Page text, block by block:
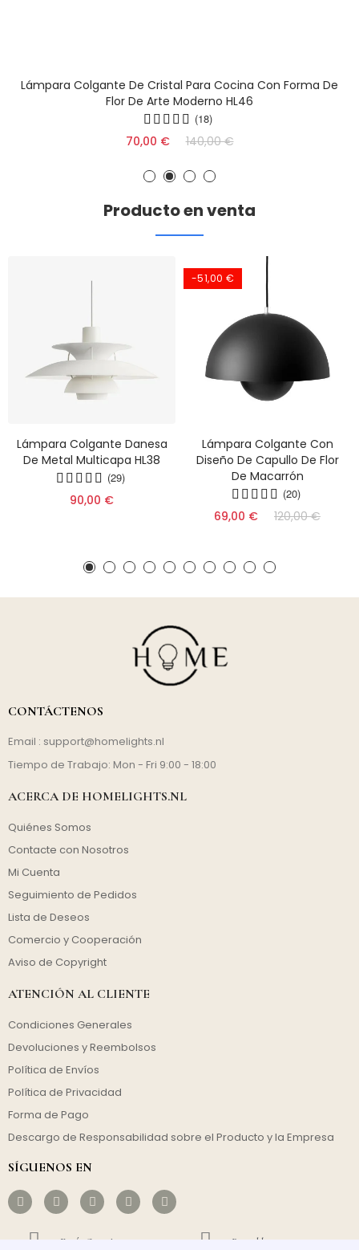
Lámpara Colgante De Cristal Para Cocina Con Forma De
Flor De Arte Moderno HL46
(18)
70,00 € 140,00 €
Producto en venta
Lámpara Colgante Danesa
De Metal Multicapa HL38
(29)
90,00 €
-51,00 €
Lámpara Colgante Con
Diseño De Capullo De Flor
De Macarrón
(20)
69,00 € 120,00 €
CONTÁCTENOS
Email : support@homelights.nl
Tiempo de Trabajo: Mon - Fri 9:00 - 18:00
ACERCA DE HOMELIGHTS.NL
Quiénes Somos
Contacte con Nosotros
Mi Cuenta
Seguimiento de Pedidos
Lista de Deseos
Comercio y Cooperación
Aviso de Copyright
ATENCIÓN AL CLIENTE
Condiciones Generales
Devoluciones y Reembolsos
Política de Envíos
Política de Privacidad
Forma de Pago
Descargo de Responsabilidad sobre el Producto y la Empresa
SÍGUENOS EN
Envío Gratuito Rentable